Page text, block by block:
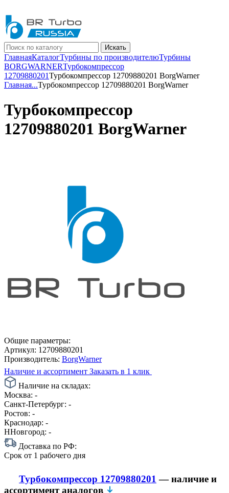
Искать
ГлавнаяКаталогТурбины по производителюТурбины
BORGWARNERТурбокомпрессор
12709880201Турбокомпрессор 12709880201 BorgWarner
Главная...Турбокомпрессор 12709880201 BorgWarner
Турбокомпрессор
12709880201 BorgWarner
Общие параметры:
Артикул: 12709880201
Производитель: BorgWarner
Наличие и ассортимент Заказать в 1 клик
Наличие на складах:
Москва: -
Санкт-Петербург: -
Ростов: -
Краснодар: -
ННовгород: -
Доставка по РФ:
Срок от 1 рабочего дня
Турбокомпрессор 12709880201 — наличие и
ассортимент аналогов